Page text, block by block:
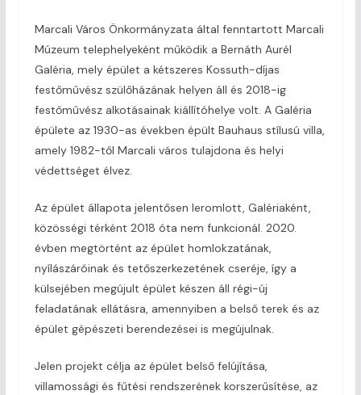
Marcali Város Önkormányzata által fenntartott Marcali
Múzeum telephelyeként működik a Bernáth Aurél
Galéria, mely épület a kétszeres Kossuth-díjas
festőművész szülőházának helyen áll és 2018-ig
festőművész alkotásainak kiállítóhelye volt. A Galéria
épülete az 1930-as években épült Bauhaus stílusú villa,
amely 1982-től Marcali város tulajdona és helyi
védettséget élvez.
Az épület állapota jelentősen leromlott, Galériaként,
közösségi térként 2018 óta nem funkcionál. 2020.
évben megtörtént az épület homlokzatának,
nyílászáróinak és tetőszerkezetének cseréje, így a
külsejében megújult épület készen áll régi-új
feladatának ellátásra, amennyiben a belső terek és az
épület gépészeti berendezései is megújulnak.
Jelen projekt célja az épület belső felújítása,
villamossági és fűtési rendszerének korszerűsítése, az